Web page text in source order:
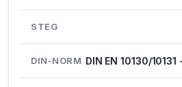
STEG
DIN-NORM DIN EN 10130/10131